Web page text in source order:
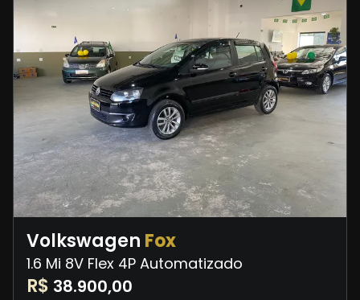
Volkswagen Fox
1.6 Mi 8V Flex 4P Automatizado
R$ 38.900,00